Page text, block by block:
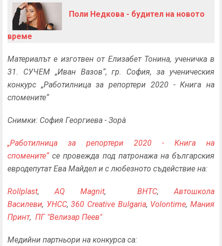
Поли Недкова - будител на новото
време
Материалът е изготвен от Елизабет Тонина, ученичка в
31. СУЧЕМ „Иван Вазов“, гр. София, за ученическия
конкурс „Работилница за репортери 2020 - Книга на
спомените“
Снимки: София Георгиева - Зорà
„Работилница за репортери 2020 - Книга на
спомените“се провежда под патронажа на българския
евродепутат Ева Майдел и с любезното съдействие на:
Rollplast,AQ Magnit, BHTC,Автошкола
Василеви, УНСС,360 Creative Bulgaria, Volontime,Мания
Принт, ПГ "Велизар Пеев"
Медийни партньори на конкурса са: